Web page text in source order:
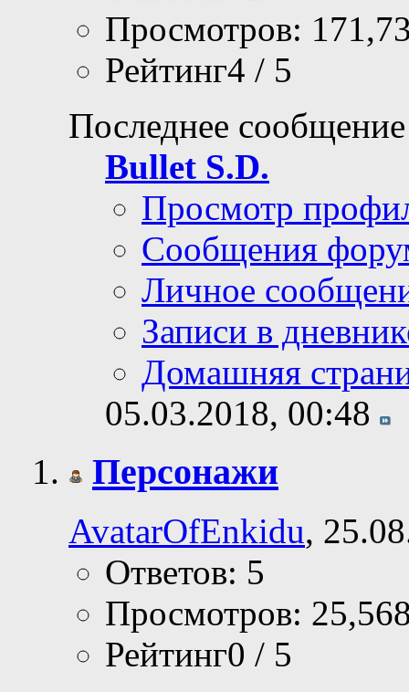
Просмотров:
Рейтинг4 / 5
Последнее
Bullet S.D.
Просмотр
Сообщения
Личное
Записи в
Домашняя
05.03.2018, 00:48
Персонажи
AvatarOfEnkidu,
Ответов: 5
Просмотров:
Рейтинг0 / 5